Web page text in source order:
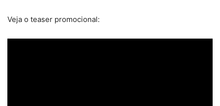
Veja o teaser promocional: